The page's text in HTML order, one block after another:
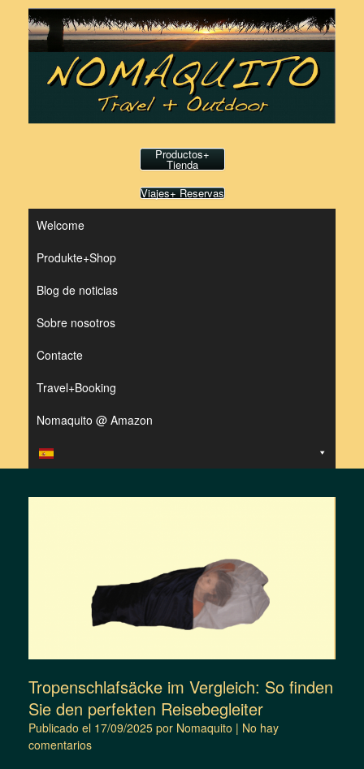
contenido
Productos+
Tienda
Viajes+ Reservas
Welcome
Produkte+Shop
Blog de noticias
Sobre nosotros
Contacte
Travel+Booking
Nomaquito @ Amazon
Tropenschlafsäcke im Vergleich: So finden
Sie den perfekten Reisebegleiter
Publicado el 17/09/2025 por Nomaquito | No hay
comentarios